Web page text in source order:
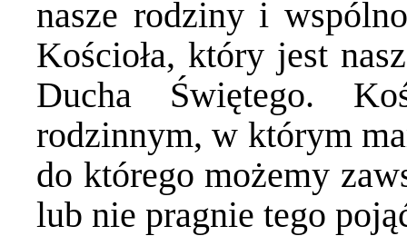
nasze rodziny i
Kościoła, który jest
Ducha Świętego.
rodzinnym, w którym
do którego możemy
lub nie pragnie tego